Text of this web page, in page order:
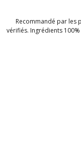
Recommandé par les
vérifiés. Ingrédients